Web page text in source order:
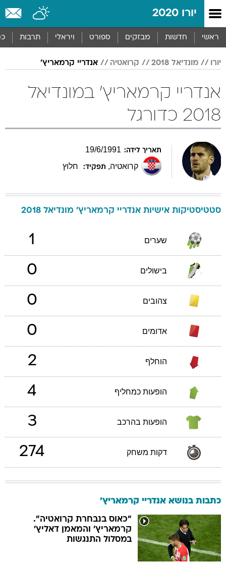
יורו 2020
ראשי חדשות מבזקים ספורט ויראלי תרבות
יורו מונדיאל 2018 קרואטיה אנדריי קרמאריץ'
אנדריי קרמאריץ' במונדיאל
2018 כדורגל
תאריך לידה: 19/6/1991
קרואטיה, תפקיד: חלוץ
סטטיסטיקות אישיות אנדריי קרמאריץ' מונדיאל 2018
שערים 1
בישולים 0
צהובים 0
אדומים 0
הוחלף 2
הופעות כמחליף 4
הופעות בהרכב 3
דקות משחק 274
כתבות בנושא אנדריי קרמאריץ'
"כאוס בנבחרת קרואטיה".
קרמאריץ' והמאמן דאליץ'
במסלול התנגשות